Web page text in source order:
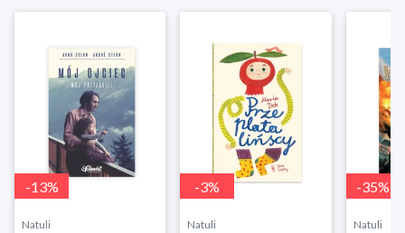
-13%
Natuli
-3%
Natuli
-35%
Natuli